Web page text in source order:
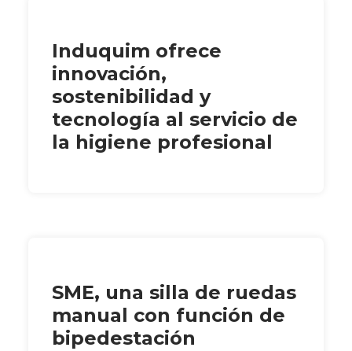
Induquim ofrece
innovación,
sostenibilidad y
tecnología al servicio de
la higiene profesional
SME, una silla de ruedas
manual con función de
bipedestación